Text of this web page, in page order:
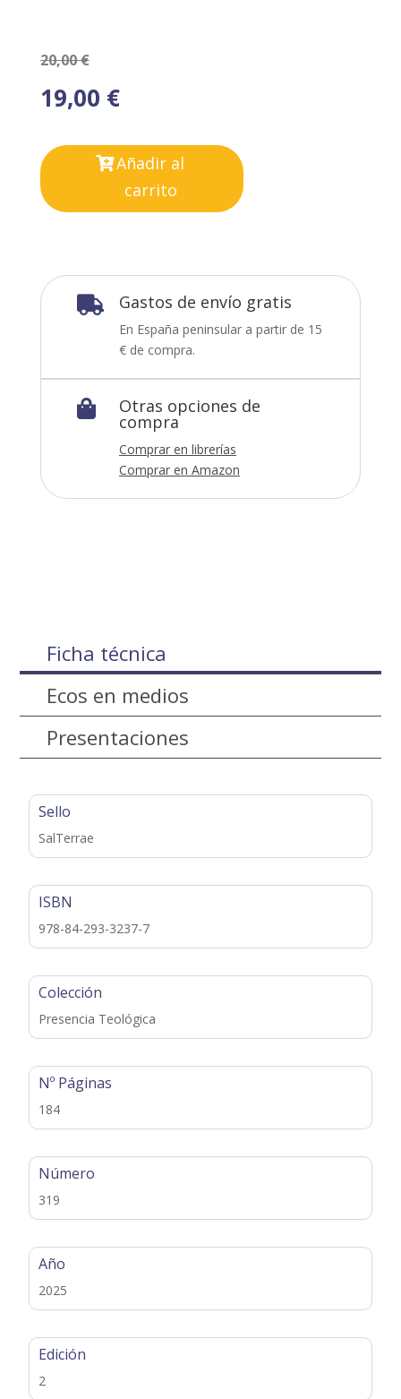
20,00€
19,00 €
Añadir al
carrito
 Gastos de envío gratis
En España peninsular a partir de 15
€ de compra.
 Otras opciones de
compra
Comprar en librerías
Comprar en Amazon
Ficha técnica
Ecos en medios
Presentaciones
Sello
SalTerrae
ISBN
978-84-293-3237-7
Colección
Presencia Teológica
Nº Páginas
184
Número
319
Año
2025
Edición
2